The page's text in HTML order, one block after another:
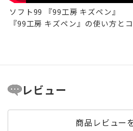
ソフト99 『99工房 キズペン』
『99工房 キズペン』の使い方と
レビュー
商品レビュー